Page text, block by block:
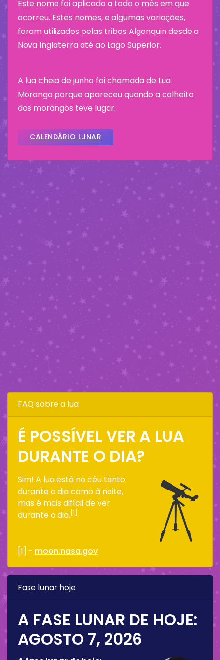
Este nome foi aplicado a todo o mês em que
ocorreu. Estes nomes, e algumas variações,
foram utilizados pelas tribos Algonquin desde a
Nova Inglaterra até ao Lago Superior.
A lua cheia de junho foi chamada de Lua
Morango porque apareceu quando a colheita
dos morangos teve lugar.
CALENDÁRIO LUNAR
FAQ sobre a lua
É POSSÍVEL VER A LUA
DURANTE O DIA?
Sim! A lua está no céu tanto
durante o dia como à noite,
mas é mais difícil de ver
durante o dia. [1]
[1] - moon.nasa.gov
Fase lunar hoje
A FASE LUNAR DE HOJE:
AGOSTO 7, 2026